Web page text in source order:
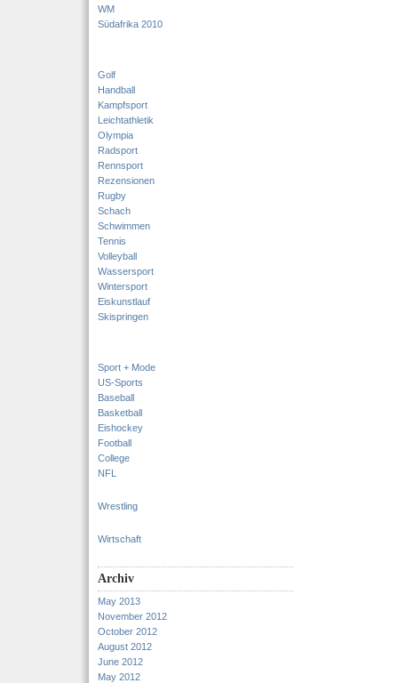
WM
Südafrika 2010
Golf
Handball
Kampfsport
Leichtathletik
Olympia
Radsport
Rennsport
Rezensionen
Rugby
Schach
Schwimmen
Tennis
Volleyball
Wassersport
Wintersport
Eiskunstlauf
Skispringen
Sport + Mode
US-Sports
Baseball
Basketball
Eishockey
Football
College
NFL
Wrestling
Wirtschaft
Archiv
May 2013
November 2012
October 2012
August 2012
June 2012
May 2012